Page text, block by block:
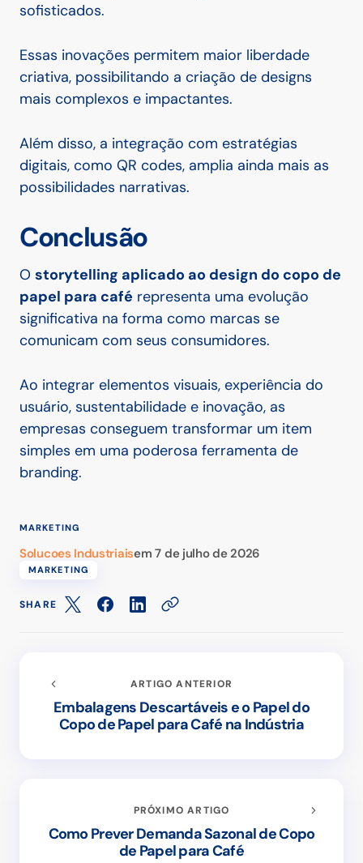
sofisticados.
Essas inovações permitem maior liberdade
criativa, possibilitando a criação de designs
mais complexos e impactantes.
Além disso, a integração com estratégias
digitais, como QR codes, amplia ainda mais as
possibilidades narrativas.
Conclusão
O storytelling aplicado ao design do copo de
papel para café representa uma evolução
significativa na forma como marcas se
comunicam com seus consumidores.
Ao integrar elementos visuais, experiência do
usuário, sustentabilidade e inovação, as
empresas conseguem transformar um item
simples em uma poderosa ferramenta de
branding.
MARKETING
Solucoes Industriaisem 7 de julho de 2026
MARKETING
SHARE
ARTIGO ANTERIOR
Embalagens Descartáveis e o Papel do
Copo de Papel para Café na Indústria
PRÓXIMO ARTIGO
Como Prever Demanda Sazonal de Copo
de Papel para Café